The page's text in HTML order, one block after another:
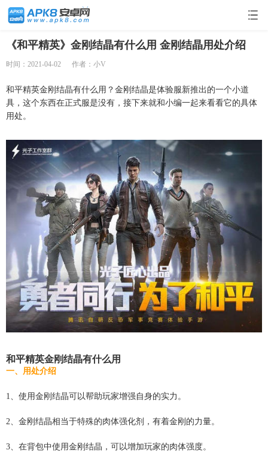
《和平精英》金刚结晶有什么用 金刚结晶用处介绍
时间：2021-04-02 作者：小V
和平精英金刚结晶有什么用？金刚结晶是体验服新推出的一个小道
具，这个东西在正式服是没有，接下来就和小编一起来看看它的具体
用处。
和平精英金刚结晶有什么用
一、用处介绍
1、使用金刚结晶可以帮助玩家增强自身的实力。
2、金刚结晶相当于特殊的肉体强化剂，有着金刚的力量。
3、在背包中使用金刚结晶，可以增加玩家的肉体强度。